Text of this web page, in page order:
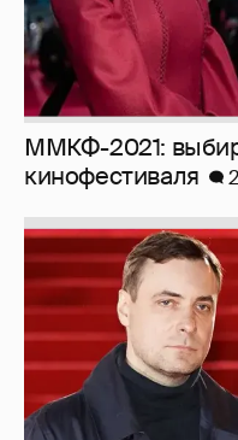
ММКФ-2021:
кинофестиваля